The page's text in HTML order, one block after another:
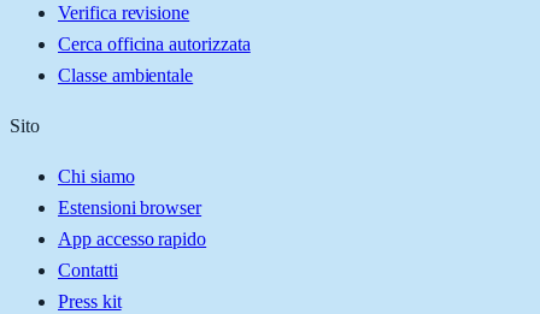
Verifica revisione
Cerca officina autorizzata
Classe ambientale
Sito
Chi siamo
Estensioni browser
App accesso rapido
Contatti
Press kit